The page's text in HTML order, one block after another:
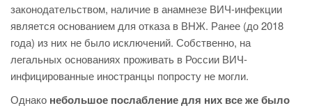
законодательством, наличие в анамнезе ВИЧ-инфекции
является основанием для отказа в ВНЖ. Ранее (до 2018
года) из них не было исключений. Собственно, на
легальных основаниях проживать в России ВИЧ-
инфицированные иностранцы попросту не могли.
Однако небольшое послабление для них все же было